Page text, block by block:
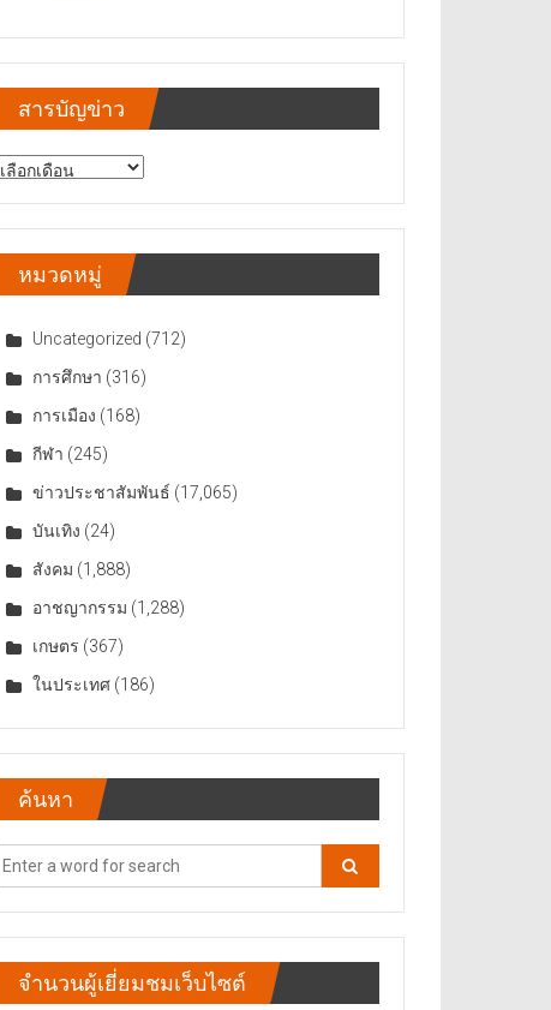
สารบัญข่าว
สารบัญ
หมวดหมู่
Uncategorized (712)
การศึกษา (316)
การเมือง (168)
กีฬา (245)
ข่าวประชาสัมพันธ์ (17,065)
บันเทิง (24)
สังคม (1,888)
อาชญากรรม (1,288)
เกษตร (367)
ในประเทศ (186)
ค้นหา
จำนวนผู้เยี่ยมชมเว็บไซต์